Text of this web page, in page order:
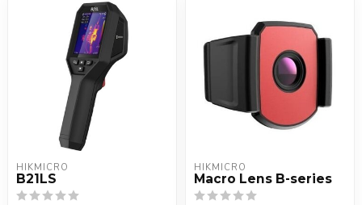
HIKMICRO
B21LS
HIKMICRO
Macro Lens B-series